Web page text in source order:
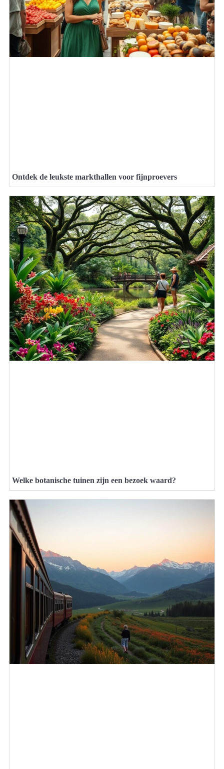
Ontdek de leukste markthallen voor fijnproevers
Welke botanische tuinen zijn een bezoek waard?